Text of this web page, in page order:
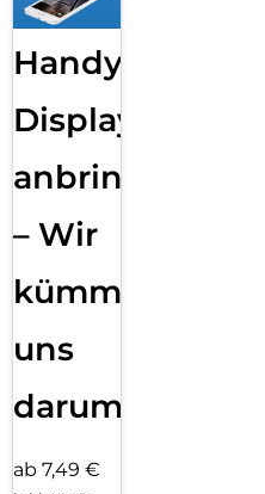
Handy
Displayfolie
anbringen
– Wir
kümmern
uns
darum!
ab 7,49 €